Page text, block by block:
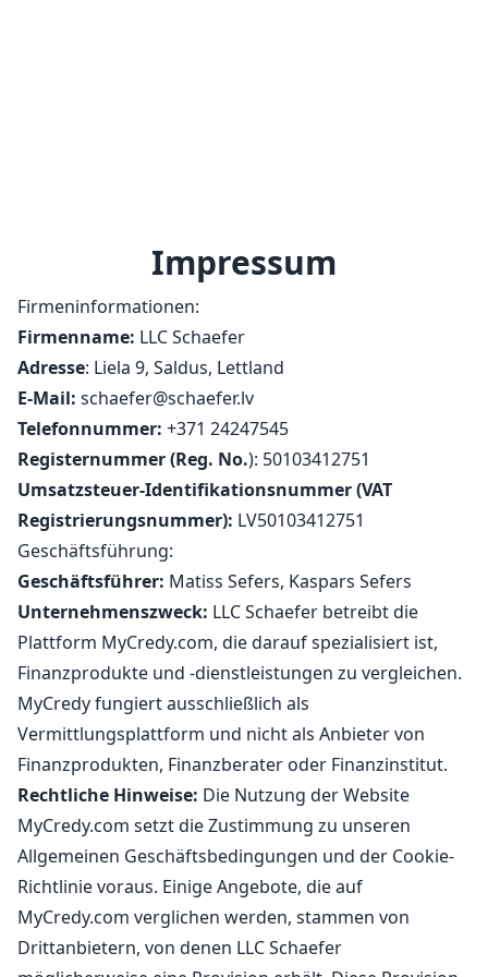
Impressum
Firmeninformationen:
Firmenname: LLC Schaefer
Adresse: Liela 9, Saldus, Lettland
E-Mail: schaefer@schaefer.lv
Telefonnummer: +371 24247545
Registernummer (Reg. No.): 50103412751
Umsatzsteuer-Identifikationsnummer (VAT
Registrierungsnummer): LV50103412751
Geschäftsführung:
Geschäftsführer: Matiss Sefers, Kaspars Sefers
Unternehmenszweck: LLC Schaefer betreibt die
Plattform MyCredy.com, die darauf spezialisiert ist,
Finanzprodukte und -dienstleistungen zu vergleichen.
MyCredy fungiert ausschließlich als
Vermittlungsplattform und nicht als Anbieter von
Finanzprodukten, Finanzberater oder Finanzinstitut.
Rechtliche Hinweise: Die Nutzung der Website
MyCredy.com setzt die Zustimmung zu unseren
Allgemeinen Geschäftsbedingungen und der Cookie-
Richtlinie voraus. Einige Angebote, die auf
MyCredy.com verglichen werden, stammen von
Drittanbietern, von denen LLC Schaefer